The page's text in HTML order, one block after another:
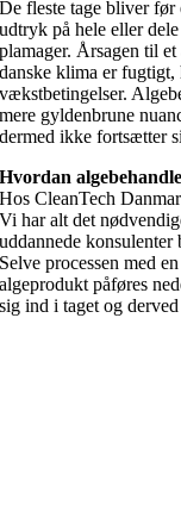
De fleste tage bliver før
udtryk på hele eller
plamager. Årsagen til
danske klima er
vækstbetingelser.
mere gyldenbrune
dermed ikke fortsætter
Hvordan
Hos CleanTech
Vi har alt det
uddannede
Selve processen med
algeprodukt påføres
sig ind i taget og